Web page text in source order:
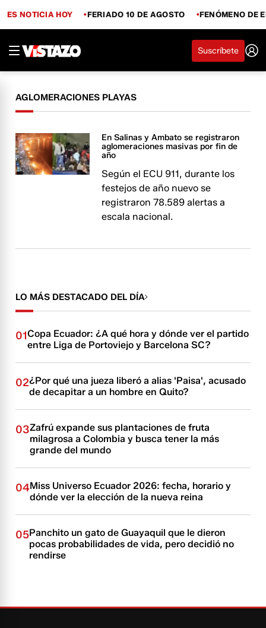
ES NOTICIA HOY FERIADO 10 DE AGOSTO FENÓMENO DE
Suscríbete
AGLOMERACIONES PLAYAS
En Salinas y Ambato se registraron
aglomeraciones masivas por fin de
año
Según el ECU 911, durante los
festejos de año nuevo se
registraron 78.589 alertas a
escala nacional.
LO MÁS DESTACADO DEL DÍA
01Copa Ecuador: ¿A qué hora y dónde ver el partido
entre Liga de Portoviejo y Barcelona SC?
02¿Por qué una jueza liberó a alias 'Paisa', acusado
de decapitar a un hombre en Quito?
03Zafrú expande sus plantaciones de fruta
milagrosa a Colombia y busca tener la más
grande del mundo
04Miss Universo Ecuador 2026: fecha, horario y
dónde ver la elección de la nueva reina
05Panchito un gato de Guayaquil que le dieron
pocas probabilidades de vida, pero decidió no
rendirse